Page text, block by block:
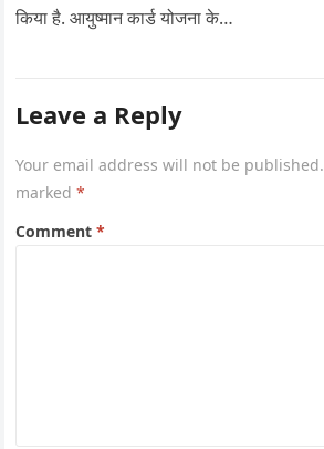
किया है. आयुष्मान कार्ड योजना के…
Leave a Reply
Your email address will not be published.
marked*
Comment*